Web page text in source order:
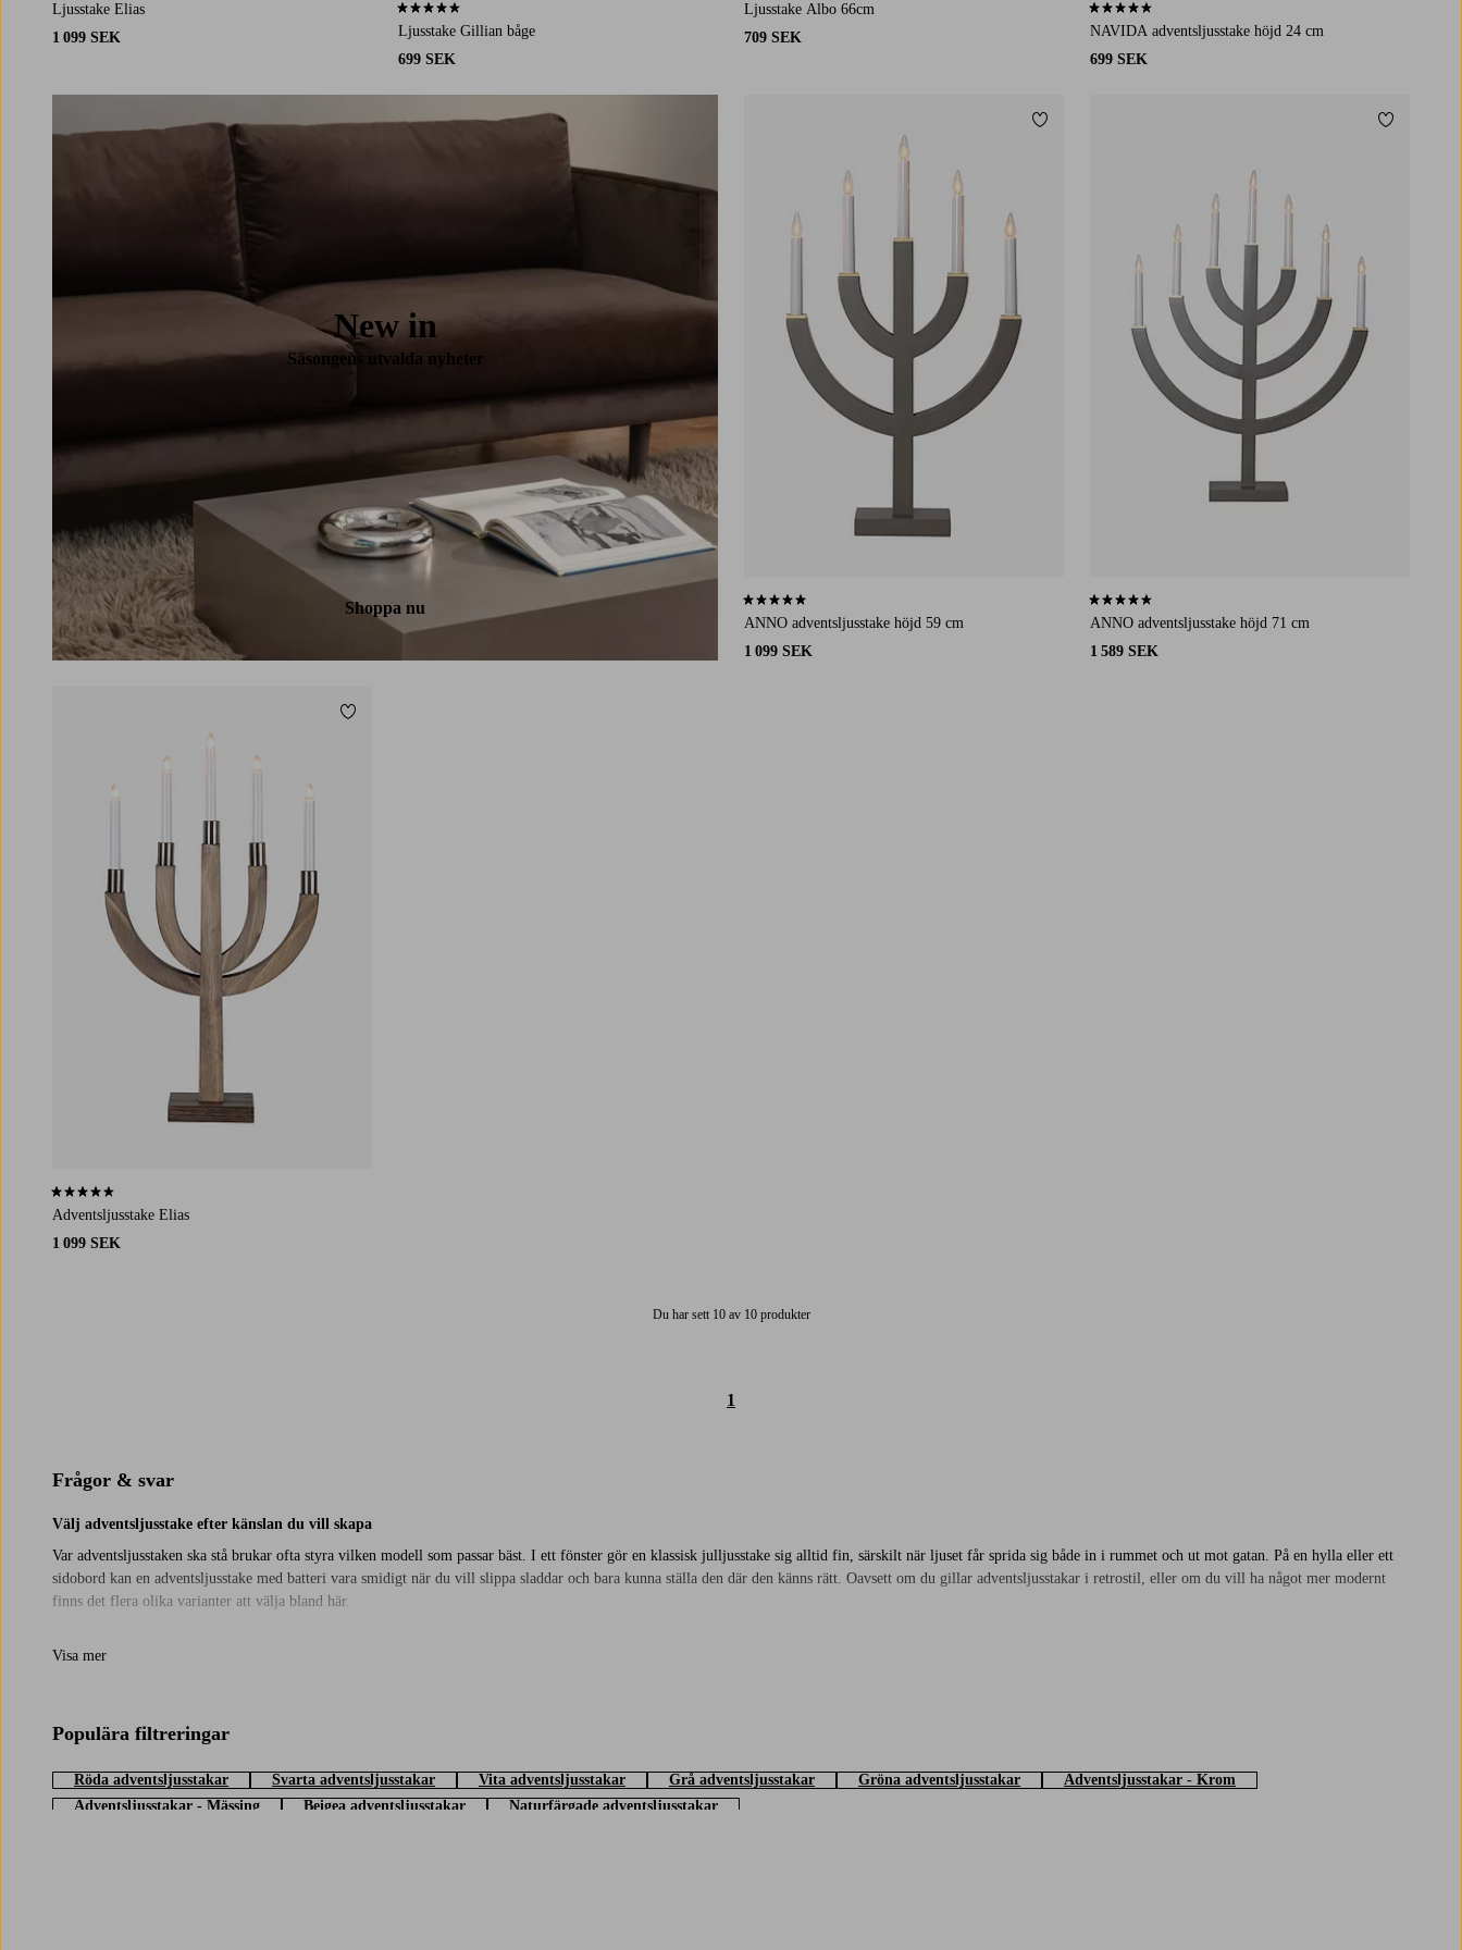
Ljusstake Elias
1 099 SEK
Ljusstake Gillian båge
699 SEK
4,4 baserat på 8 st betyg
Ljusstake Albo 66cm
709 SEK
New in
Säsongens utvalda nyheter
Shoppa nu
NAVIDA adventsljusstake höjd 24 cm
699 SEK
4,3 baserat på 22 st betyg
ANNO adventsljusstake höjd 59 cm
1 099 SEK
4,8 baserat på 6 st betyg
Lägg till i favoriter
ANNO adventsljusstake höjd 71 cm
1 589 SEK
4,6 baserat på 16 st betyg
Lägg till i
Adventsljusstake Elias
1 099 SEK
4,4 baserat på 113 st betyg
Lägg till i favoriter
Du har sett 10 av 10 produkter
1
Frågor & svar
Välj adventsljusstake efter känslan du vill skapa
Var adventsljusstaken ska stå brukar ofta styra vilken modell som passar bäst. I ett fönster gör en klassisk julljusstake sig alltid fin, särskilt när ljuset får sprida sig både in i rummet och ut mot gatan. På en hylla eller ett
sidobord kan en adventsljusstake med batteri vara smidigt när du vill slippa sladdar och bara kunna ställa den där den känns rätt. Oavsett om du gillar adventsljusstakar i retrostil, eller om du vill ha något mer modernt
finns det flera olika varianter att välja bland här.
Visa mer
Populära filtreringar
Röda adventsljusstakar Svarta adventsljusstakar Vita adventsljusstakar Grå adventsljusstakar Gröna adventsljusstakar
Adventsljusstakar - Krom
Adventsljusstakar - Mässing
Beigea adventsljusstakar Naturfärgade adventsljusstakar